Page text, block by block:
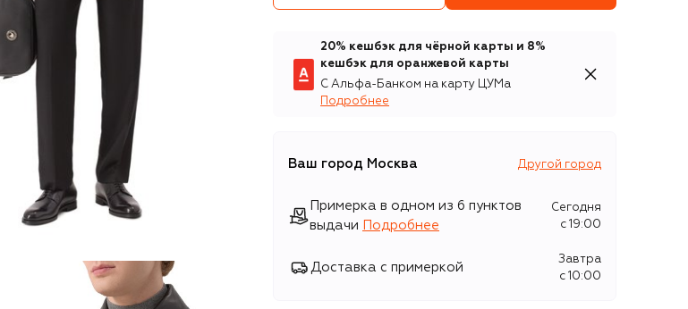
20% кешбэк для чёрной карты и 8%
кешбэк для оранжевой карты
С Альфа-Банком на карту ЦУМа
Подробнее
Ваш город Москва Другой город
Примерка в одном из 6 пунктов
выдачи
Подробнее
Сегодня
c 19:00
Доставка с примеркой
Завтра
c 10:00